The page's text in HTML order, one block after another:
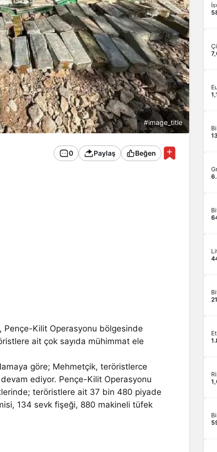
#image_title
0 Paylaş Beğen
Pençe-Kilit Operasyonu bölgesinde
ait çok sayıda mühimmat ele
göre; Mehmetçik, teröristlerce
devam ediyor. Pençe-Kilit Operasyonu
teröristlere ait 37 bin 480 piyade
134 sevk fişeği, 880 makineli tüfek